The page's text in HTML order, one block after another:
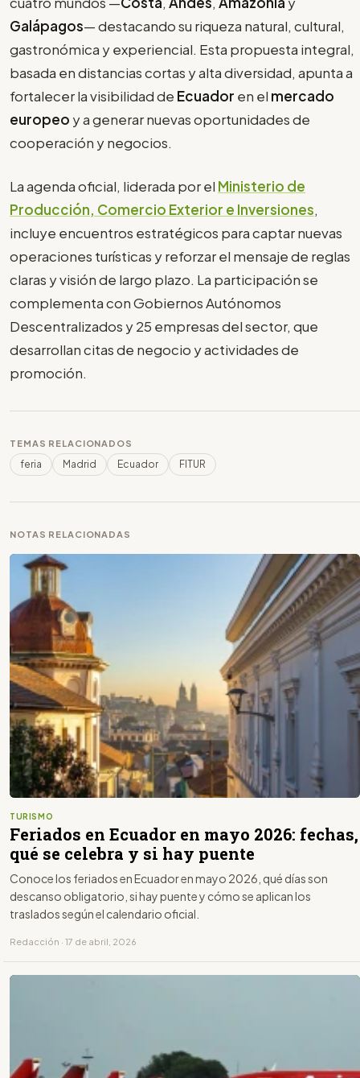
Galápagos— destacando su riqueza natural, cultural,
gastronómica y experiencial. Esta propuesta integral,
basada en distancias cortas y alta diversidad, apunta a
fortalecer la visibilidad de Ecuador en el mercado
europeo y a generar nuevas oportunidades de
cooperación y negocios.
La agenda oficial, liderada por el Ministerio de
Producción, Comercio Exterior e Inversiones,
incluye encuentros estratégicos para captar nuevas
operaciones turísticas y reforzar el mensaje de reglas
claras y visión de largo plazo. La participación se
complementa con Gobiernos Autónomos
Descentralizados y 25 empresas del sector, que
desarrollan citas de negocio y actividades de
promoción.
TEMAS RELACIONADOS
feria Madrid Ecuador FITUR
NOTAS RELACIONADAS
TURISMO
Feriados en Ecuador en mayo 2026: fechas,
qué se celebra y si hay puente
Conoce los feriados en Ecuador en mayo 2026, qué días son
descanso obligatorio, si hay puente y cómo se aplican los
traslados según el calendario oficial.
Redacción · 17 de abril, 2026